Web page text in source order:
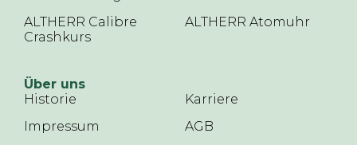
ALTHERR Calibre
Crashkurs
ALTHERR Atomuhr
Über uns
Historie
Karriere
Impressum
AGB